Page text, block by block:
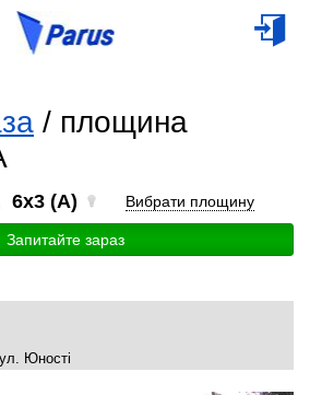
/ площина
6x3 (A) Вибрати площину
Запитайте зараз
Юності